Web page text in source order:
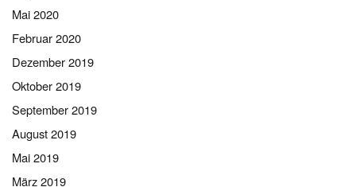
Mai 2020
Februar 2020
Dezember 2019
Oktober 2019
September 2019
August 2019
Mai 2019
März 2019